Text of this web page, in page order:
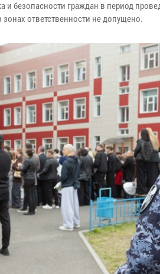
и безопасности граждан в период
ответственности не допущено.